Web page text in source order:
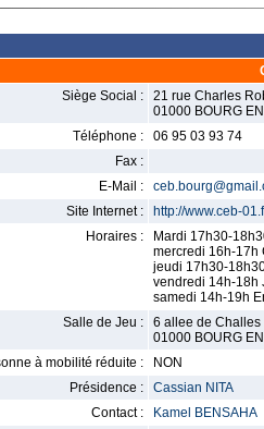
Siège Social :
21 rue Charles
01000 BOURG
Téléphone :
06 95 03 93 74
Fax :
E-Mail :
Site Internet :
http://www.ceb-
Horaires :
Mardi 17h30-
mercredi 16h-17h
jeudi 17h30-
vendredi 14h-18h
samedi 14h-19h
Salle de Jeu :
6 allee de Challes
01000 BOURG
à mobilité réduite :
NON
Présidence :
Cassian NITA
Contact :
Kamel BENSAHA